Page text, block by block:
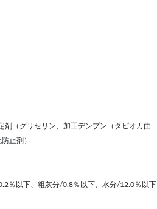
剤（グリセリン、加工デンプン（タピオカ由
止剤）
％以下、粗灰分/0.8％以下、水分/12.0％以下